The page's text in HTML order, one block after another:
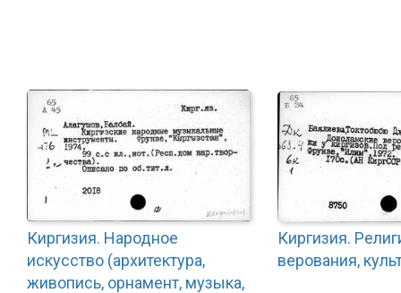
Киргизия. Народное
искусство (архитектура,
живопись, орнамент, музыка,
Киргизия.
верования,